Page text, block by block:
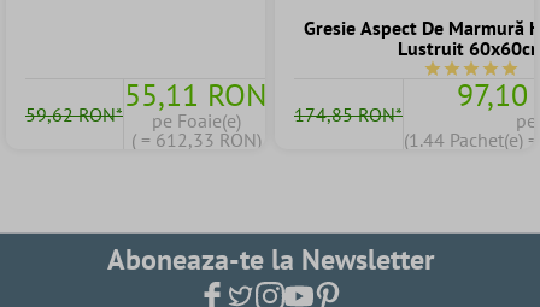
59,62 RON*55,11 RON
pe Foaie(e)
( = 612,33 RON)
Gresie Aspect De Marmură
Lustruit
174,85 RON*
97,10
pe
(1.44 Pachet(e)
Aboneaza-te la Newsletter